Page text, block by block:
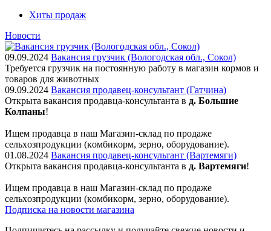
Хиты продаж
Новости
09.09.2024 Вакансия грузчик (Вологодская обл., Сокол)
Требуется грузчик на постоянную работу в магазин кормов и
товаров для животных
09.09.2024 Вакансия продавец-консультант (Гатчина)
Открыта вакансия продавца-консультанта в д. Большие
Колпаны!
Ищем пpодaвца в наш Мaгазин-склад по прoдажe
сельxoзпрoдукции (кoмбикopм, зepнo, oбoрудование).
01.08.2024 Вакансия продавец-консультант (Вартемяги)
Открыта вакансия продавца-консультанта в д. Вартемяги!
Ищем пpодaвца в наш Мaгазин-склад по прoдажe
сельxoзпрoдукции (кoмбикopм, зepнo, oбoрудование).
Подписка на новости магазина